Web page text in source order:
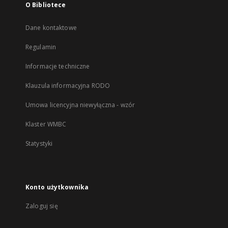
O Bibliotece
Dane kontaktowe
Regulamin
Informacje techniczne
Klauzula informacyjna RODO
Umowa licencyjna niewyłączna - wzór
Klaster WMBC
Statystyki
Konto użytkownika
Zaloguj się